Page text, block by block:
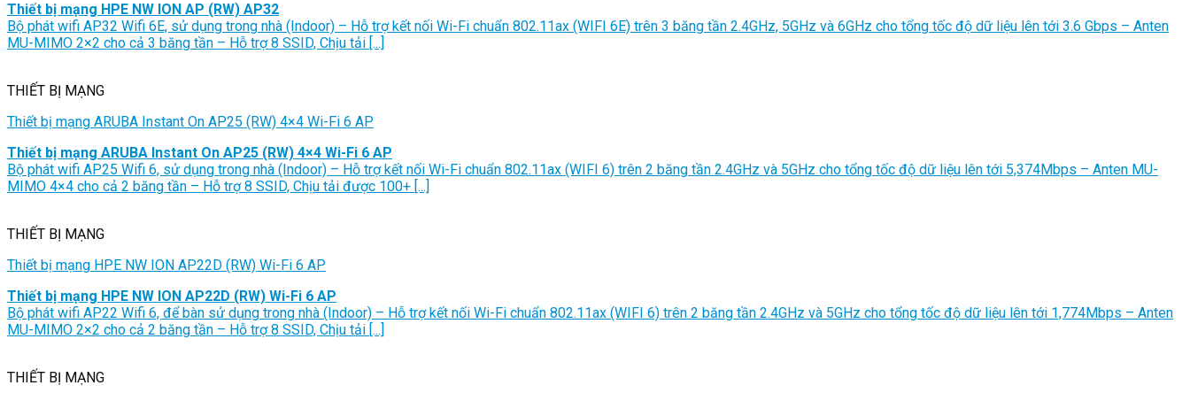
Thiết bị mạng HPE NW ION AP (RW) AP32
Bộ phát wifi AP32 Wifi 6E, sử dụng trong nhà (Indoor) – Hỗ trợ kết nối Wi-Fi chuẩn 802.11ax (WIFI 6E) trên 3 băng tần 2.4GHz, 5GHz và 6GHz cho tổng tốc độ dữ liệu lên tới 3.6 Gbps – Anten
MU-MIMO 2×2 cho cả 3 băng tần – Hỗ trợ 8 SSID, Chịu tải [...]
THIẾT BỊ MẠNG
Thiết bị mạng ARUBA Instant On AP25 (RW) 4×4 Wi-Fi 6 AP
Thiết bị mạng ARUBA Instant On AP25 (RW) 4×4 Wi-Fi 6 AP
Bộ phát wifi AP25 Wifi 6, sử dụng trong nhà (Indoor) – Hỗ trợ kết nối Wi-Fi chuẩn 802.11ax (WIFI 6) trên 2 băng tần 2.4GHz và 5GHz cho tổng tốc độ dữ liệu lên tới 5,374Mbps – Anten MU-
MIMO 4×4 cho cả 2 băng tần – Hỗ trợ 8 SSID, Chịu tải được 100+ [...]
THIẾT BỊ MẠNG
Thiết bị mạng HPE NW ION AP22D (RW) Wi-Fi 6 AP
Thiết bị mạng HPE NW ION AP22D (RW) Wi-Fi 6 AP
Bộ phát wifi AP22 Wifi 6, để bàn sử dụng trong nhà (Indoor) – Hỗ trợ kết nối Wi-Fi chuẩn 802.11ax (WIFI 6) trên 2 băng tần 2.4GHz và 5GHz cho tổng tốc độ dữ liệu lên tới 1,774Mbps – Anten
MU-MIMO 2×2 cho cả 2 băng tần – Hỗ trợ 8 SSID, Chịu tải [...]
THIẾT BỊ MẠNG